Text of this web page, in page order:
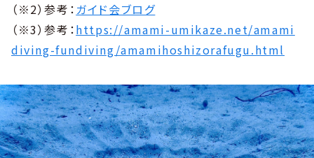
（※2）参考： ガイド会ブログ
（※3）参考：https://amami-umikaze.net/amami
diving-fundiving/amamihoshizorafugu.html